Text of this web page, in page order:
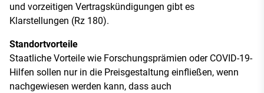
und vorzeitigen Vertragskündigungen gibt es
Klarstellungen (Rz 180).
Standortvorteile
Staatliche Vorteile wie Forschungsprämien oder COVID-19-
Hilfen sollen nur in die Preisgestaltung einfließen, wenn
nachgewiesen werden kann, dass auch